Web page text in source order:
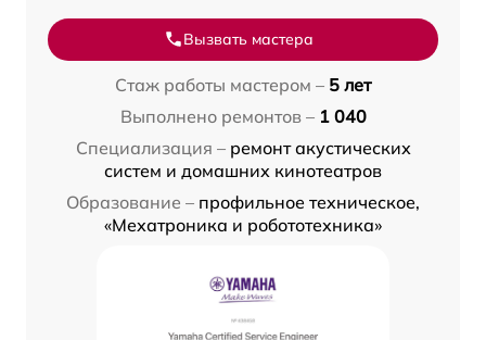
Вызвать мастера
Стаж работы мастером – 5 лет
Выполнено ремонтов – 1 040
Специализация – ремонт акустических
систем и домашних кинотеатров
Образование – профильное техническое,
«Мехатроника и робототехника»